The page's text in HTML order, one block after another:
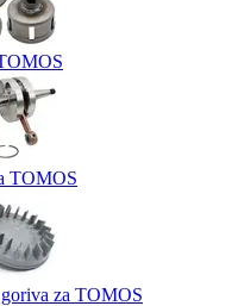
TOMOS
za TOMOS